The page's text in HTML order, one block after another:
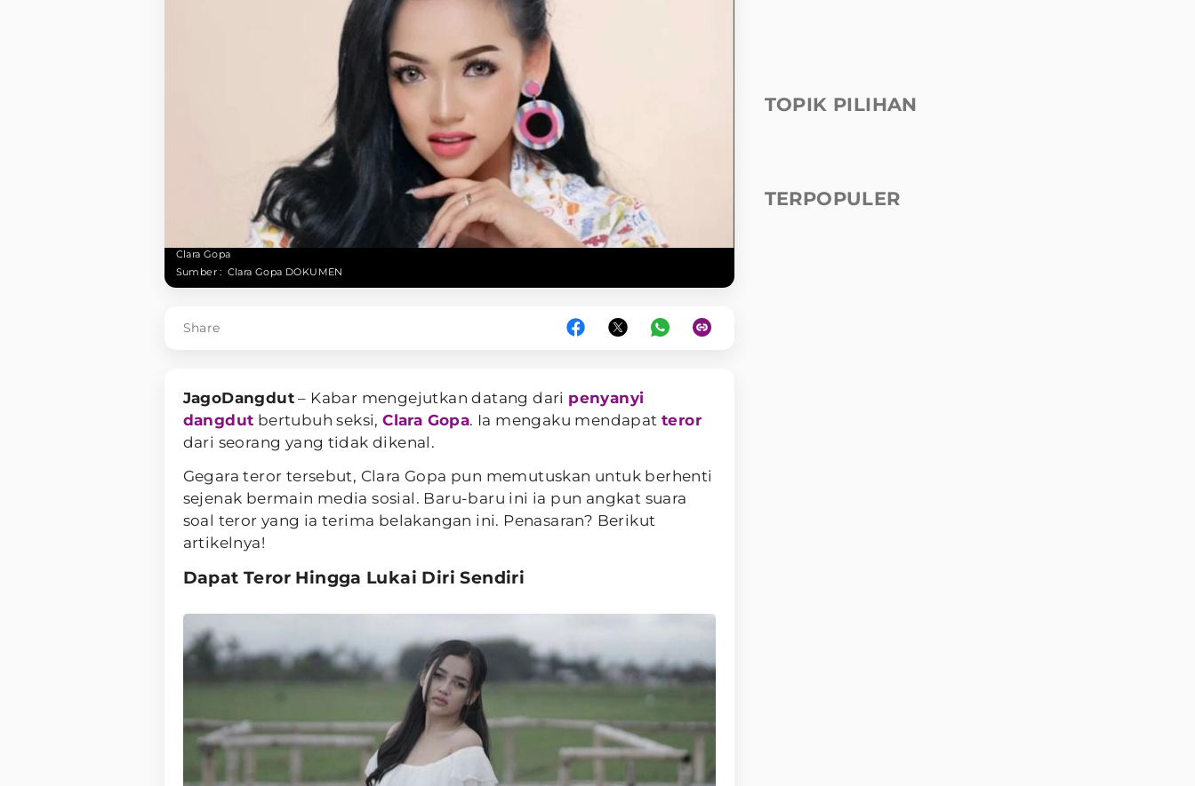
Clara Gopa
Sumber : Clara Gopa DOKUMEN
Share
JagoDangdut– Kabar mengejutkan datang dari penyanyi
dangdut bertubuh seksi,Clara Gopa. Ia mengaku mendapat teror
dari seorang yang tidak dikenal.
Gegara teror tersebut, Clara Gopa pun memutuskan untuk berhenti
sejenak bermain media sosial. Baru-baru ini ia pun angkat suara
soal teror yang ia terima belakangan ini. Penasaran? Berikut
artikelnya!
Dapat Teror Hingga Lukai Diri Sendiri
TOPIK PILIHAN
TERPOPULER